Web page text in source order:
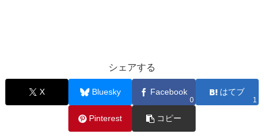
シェアする
X Bluesky Facebook
0
はてブ
1
Pinterest コピー